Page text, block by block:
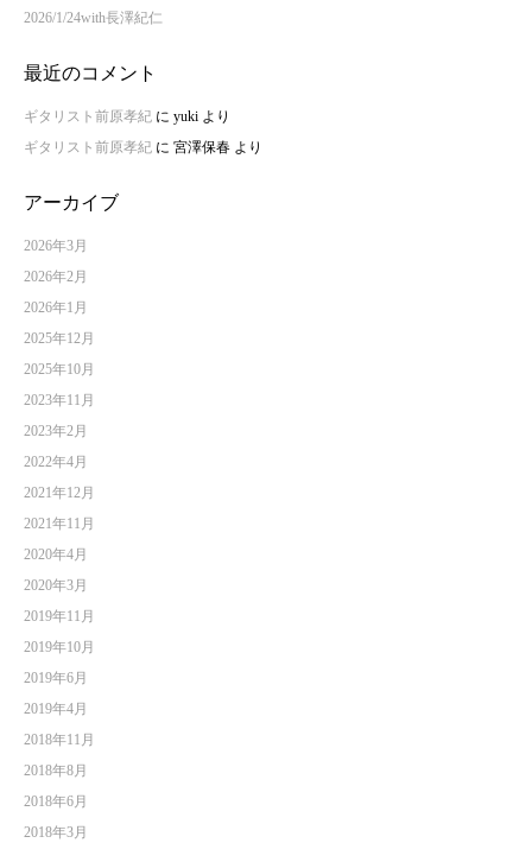
2026/1/24with長澤紀仁
最近のコメント
ギタリスト前原孝紀 に yuki より
ギタリスト前原孝紀 に 宮澤保春 より
アーカイブ
2026年3月
2026年2月
2026年1月
2025年12月
2025年10月
2023年11月
2023年2月
2022年4月
2021年12月
2021年11月
2020年4月
2020年3月
2019年11月
2019年10月
2019年6月
2019年4月
2018年11月
2018年8月
2018年6月
2018年3月